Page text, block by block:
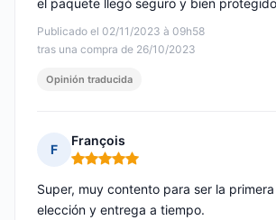
Publicado el 02/11/2023 à 09h58
tras una compra de 26/10/2023
el paquete llegó seguro y bien protegido
Opinión traducida
F
François
Nota: 5 de 5
Super, muy contento para ser la
elección y entrega a tiempo.